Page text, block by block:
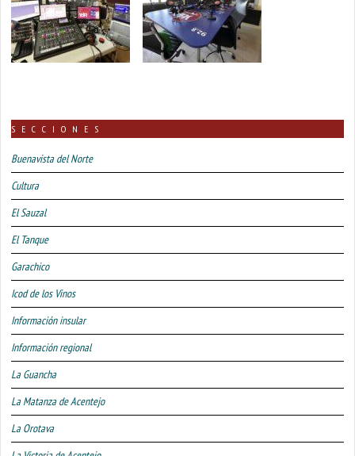
SECCIONES
Buenavista del Norte
Cultura
El Sauzal
El Tanque
Garachico
Icod de los Vinos
Información insular
Información regional
La Guancha
La Matanza de Acentejo
La Orotava